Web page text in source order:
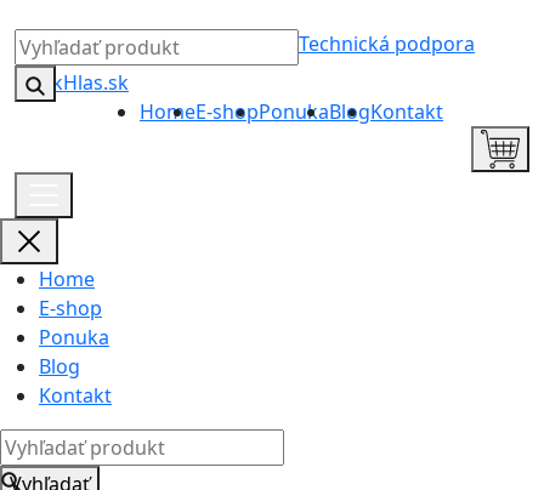
Technická podpora
HomeE-shopPonukaBlogKontakt
Home
E-shop
Ponuka
Blog
Kontakt
Vyhľadať